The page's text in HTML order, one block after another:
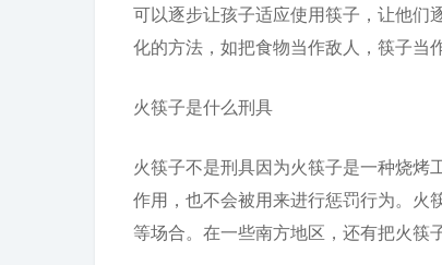
可以逐步让孩子适应使用筷子，让他们
化的方法，如把食物当作敌人，筷子当
火筷子是什么刑具
火筷子不是刑具因为火筷子是一种烧
作用，也不会被用来进行惩罚行为。火
等场合。在一些南方地区，还有把火筷